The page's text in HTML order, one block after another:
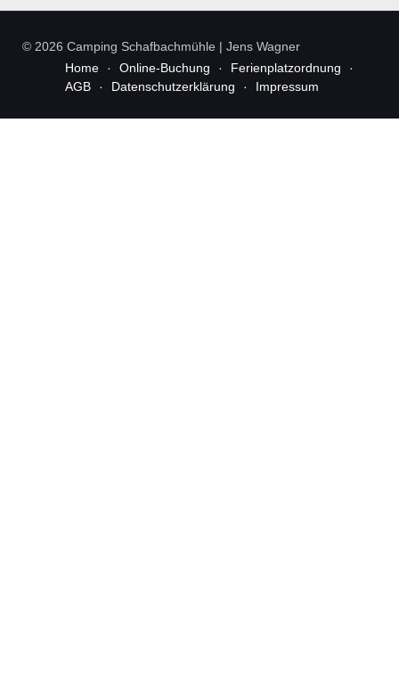
© 2026 Camping Schafbachmühle | Jens Wagner
Home
Online-Buchung
Ferienplatzordnung
AGB
Datenschutzerklärung Impressum